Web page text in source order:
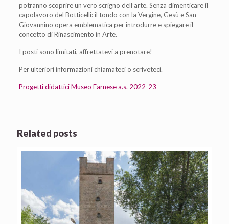
potranno scoprire un vero scrigno dell’arte. Senza dimenticare il
capolavoro del Botticelli: il tondo con la Vergine, Gesù e San
Giovannino opera emblematica per introdurre e spiegare il
concetto di Rinascimento in Arte.
I posti sono limitati, affrettatevi a prenotare!
Per ulteriori informazioni chiamateci o scriveteci.
Progetti didattici Museo Farnese a.s. 2022-23
Related posts